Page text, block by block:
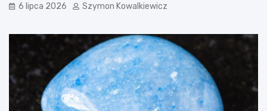
6 lipca 2026 Szymon Kowalkiewicz